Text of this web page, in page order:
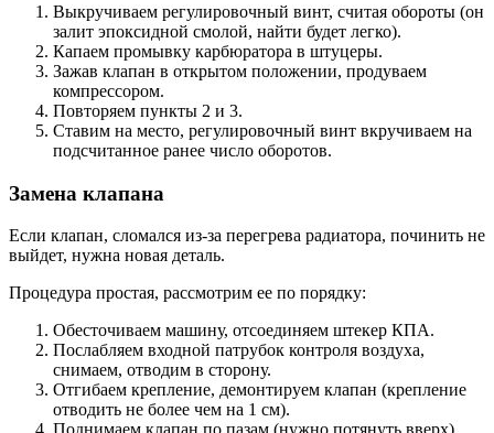
Выкручиваем регулировочный винт, считая обороты (он
залит эпоксидной смолой, найти будет легко).
Капаем промывку карбюратора в штуцеры.
Зажав клапан в открытом положении, продуваем
компрессором.
Повторяем пункты 2 и 3.
Ставим на место, регулировочный винт вкручиваем на
подсчитанное ранее число оборотов.
Замена клапана
Если клапан, сломался из-за перегрева радиатора, починить не
выйдет, нужна новая деталь.
Процедура простая, рассмотрим ее по порядку:
Обесточиваем машину, отсоединяем штекер КПА.
Послабляем входной патрубок контроля воздуха,
снимаем, отводим в сторону.
Отгибаем крепление, демонтируем клапан (крепление
отводить не более чем на 1 см).